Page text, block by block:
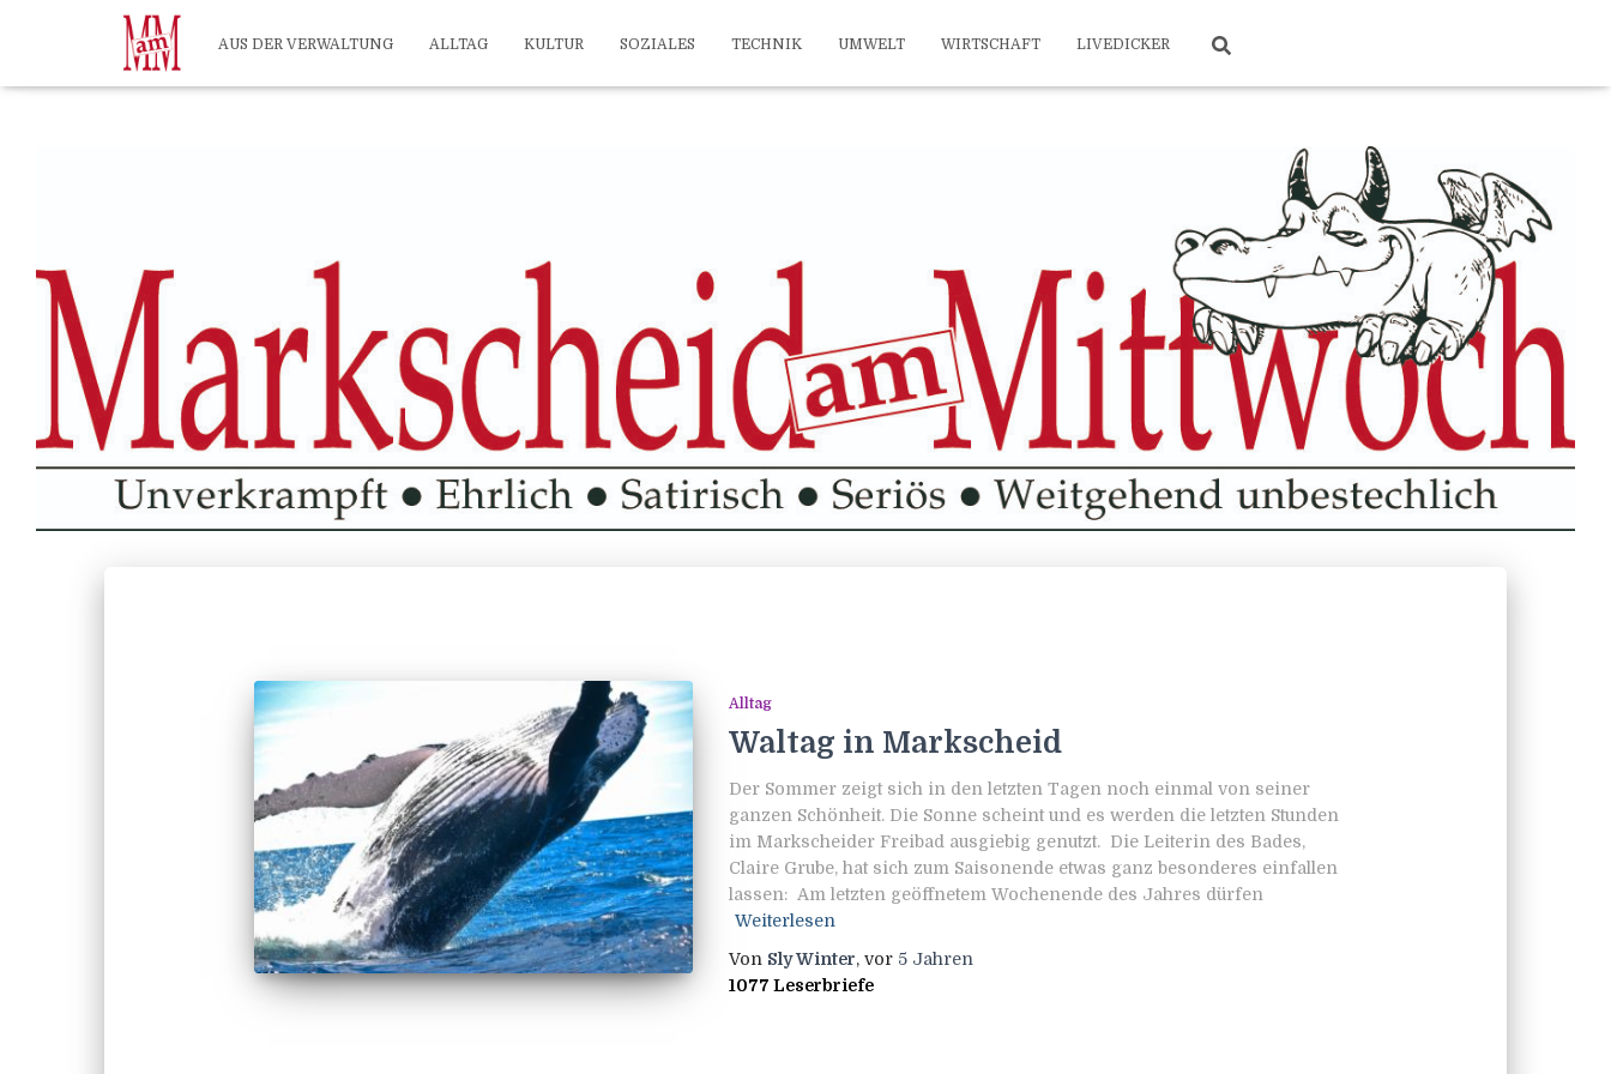
AUS DER VERWALTUNG ALLTAG KULTUR SOZIALES TECHNIK UMWELT WIRTSCHAFT LIVEDICKER
Alltag
Waltag in Markscheid
Der Sommer zeigt sich in den letzten Tagen noch einmal von seiner
ganzen Schönheit. Die Sonne scheint und es werden die letzten Stunden
im Markscheider Freibad ausgiebig genutzt. Die Leiterin des Bades,
Claire Grube, hat sich zum Saisonende etwas ganz besonderes einfallen
lassen: Am letzten geöffnetem Wochenende des Jahres dürfen
Weiterlesen
Von Sly Winter, vor 5 Jahren
1077 Leserbriefe